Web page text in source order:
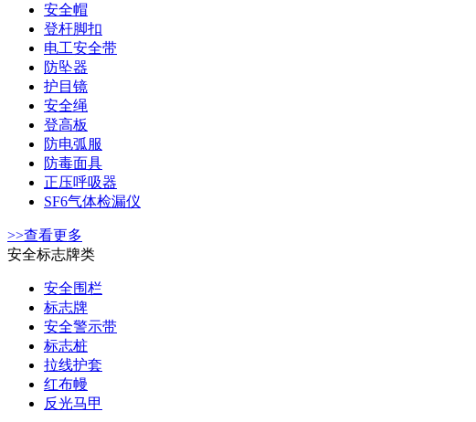
安全帽
登杆脚扣
电工安全带
防坠器
护目镜
安全绳
登高板
防电弧服
防毒面具
正压呼吸器
SF6气体检漏仪
>>查看更多
安全标志牌类
安全围栏
标志牌
安全警示带
标志桩
拉线护套
红布幔
反光马甲